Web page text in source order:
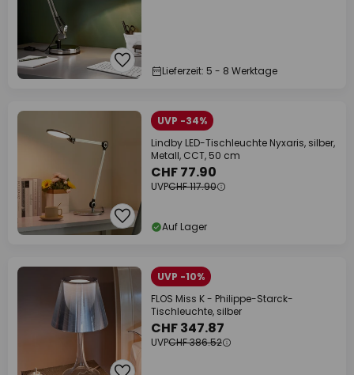
Lieferzeit: 5 - 8 Werktage
UVP -34%
Lindby LED-Tischleuchte Nyxaris, silber,
Metall, CCT, 50 cm
CHF 77.90
UVPCHF 117.90
Auf Lager
UVP -10%
FLOS Miss K - Philippe-Starck-
Tischleuchte, silber
CHF 347.87
UVPCHF 386.52